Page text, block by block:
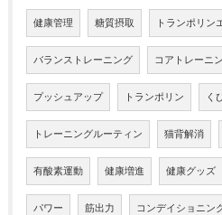
健康管理 糖質摂取 トランポリン
バランストレーニング コアトレーニ
プッシュアップ トランポリン く
トレーニングルーティン 猫背解消
有酸素運動 健康増進 健康グッズ
パワー 筋出力 コンデイショニン